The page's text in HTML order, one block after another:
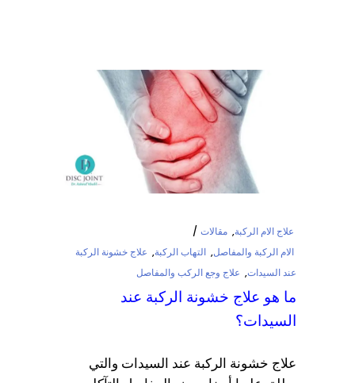
علاج الام الركبة, مقالات
الام الركبة والمفاصل, التهاب الركبة, علاج خشونة الركبة
عند السيدات, علاج وجع الركب والمفاصل
ما هو علاج خشونة الركبة عند
السيدات؟
علاج خشونة الركبة عند السيدات والتي